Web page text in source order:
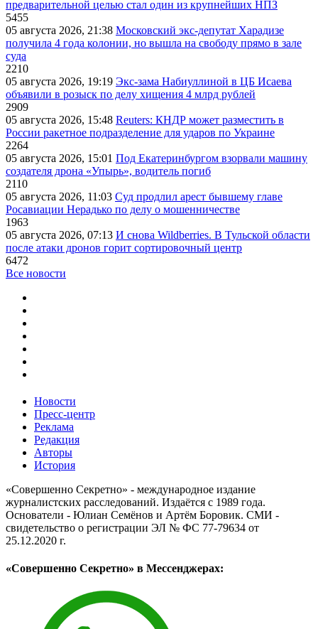
предварительной целью стал один из крупнейших НПЗ
5455
05 августа 2026, 21:38 Московский экс-депутат Харадизе
получила 4 года колонии, но вышла на свободу прямо в зале
суда
2210
05 августа 2026, 19:19 Экс-зама Набиуллиной в ЦБ Исаева
объявили в розыск по делу хищения 4 млрд рублей
2909
05 августа 2026, 15:48 Reuters: КНДР может разместить в
России ракетное подразделение для ударов по Украине
2264
05 августа 2026, 15:01 Под Екатеринбургом взорвали машину
создателя дрона «Упырь», водитель погиб
2110
05 августа 2026, 11:03 Суд продлил арест бывшему главе
Росавиации Нерадько по делу о мошенничестве
1963
05 августа 2026, 07:13 И снова Wildberries. В Тульской области
после атаки дронов горит сортировочный центр
6472
Все новости
Новости
Пресс-центр
Реклама
Редакция
Авторы
История
«Совершенно Секретно» - международное издание
журналистских расследований. Издаётся с 1989 года.
Основатели - Юлиан Семёнов и Артём Боровик. CМИ -
свидетельство о регистрации ЭЛ № ФС 77-79634 от
25.12.2020 г.
«Совершенно Секретно» в Мессенджерах: